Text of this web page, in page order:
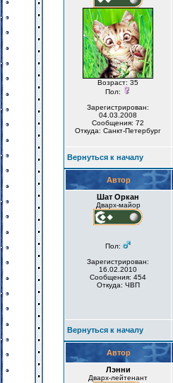
Возраст: 35
Пол:
Зарегистрирован:
04.03.2008
Сообщения: 72
Откуда: Санкт-Петербург
Вернуться к началу
Автор
Шат Оркан
Дварх-майор
Пол:
Зарегистрирован:
16.02.2010
Сообщения: 454
Откуда: ЧВП
Вернуться к началу
Автор
Лэнни
Дварх-лейтенант